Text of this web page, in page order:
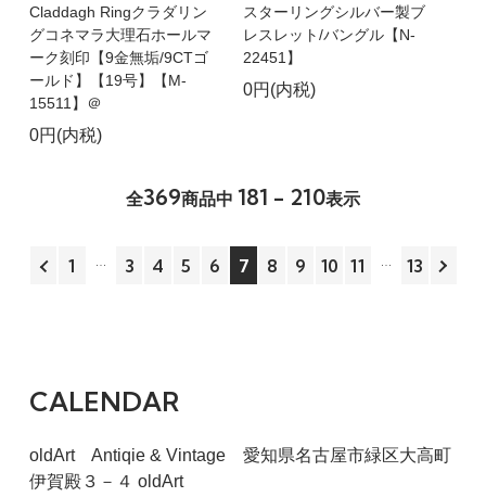
Claddagh Ringクラダリン
グコネマラ大理石ホールマ
ーク刻印【9金無垢/9CTゴ
ールド】【19号】【M-
15511】＠
0円(内税)
スターリングシルバー製ブ
レスレット/バングル【N-
22451】
0円(内税)
全369商品中 181 - 210表示
1 3 4 5 6 7 8 9 10 11 13
CALENDAR
oldArt Antiqie & Vintage 愛知県名古屋市緑区大高町
伊賀殿３－４ oldArt